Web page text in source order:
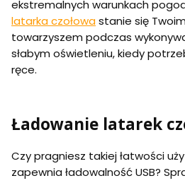
ekstremalnych warunkach
latarka czołowastanie się
towarzyszem podczas
słabym oświetleniu, kiedy
ręce.
Ładowanie latarek
Czy pragniesz takiej łatwości
zapewnia ładowalność USB?